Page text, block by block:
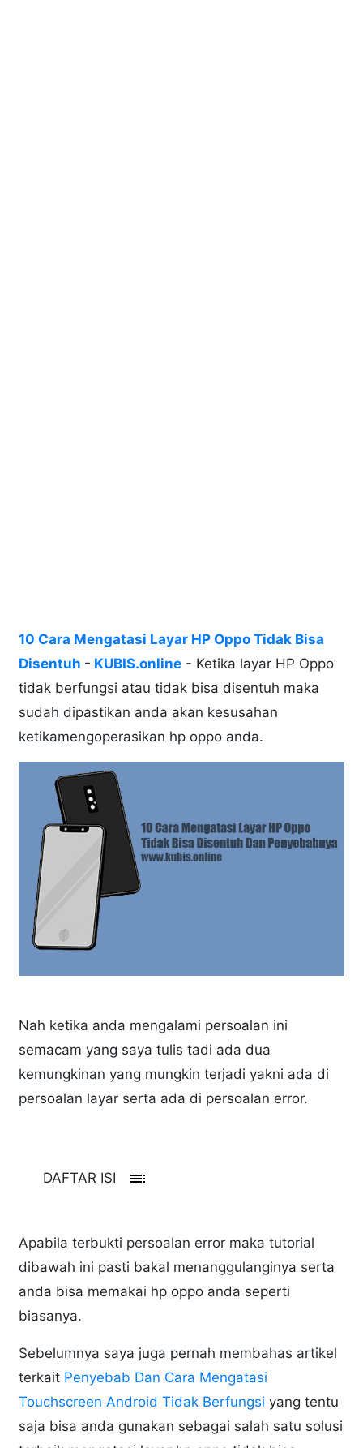
10 Cara Mengatasi Layar HP Oppo Tidak Bisa
Disentuh - KUBIS.online - Ketika layar HP Oppo
tidak berfungsi atau tidak bisa disentuh maka
sudah dipastikan anda akan kesusahan
ketikamengoperasikan hp oppo anda.
Nah ketika anda mengalami persoalan ini
semacam yang saya tulis tadi ada dua
kemungkinan yang mungkin terjadi yakni ada di
persoalan layar serta ada di persoalan error.
DAFTAR ISI toc
Apabila terbukti persoalan error maka tutorial
dibawah ini pasti bakal menanggulanginya serta
anda bisa memakai hp oppo anda seperti
biasanya.
Sebelumnya saya juga pernah membahas artikel
terkait Penyebab Dan Cara Mengatasi
Touchscreen Android Tidak Berfungsi yang tentu
saja bisa anda gunakan sebagai salah satu solusi